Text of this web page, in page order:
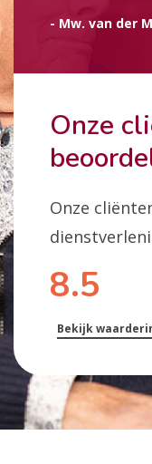
Onze
Onze
8.5
Bekijk
- Mw. van der